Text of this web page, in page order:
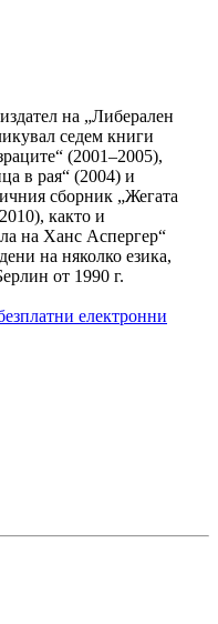
на „Либерален
седем книги
(2001–2005),
в рая“ (2004) и
сборник „Жегата
както и
на Ханс Аспергер“
на няколко езика,
от 1990 г.
електронни